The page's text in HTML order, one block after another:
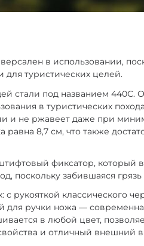
в использовании,
для туристических целей.
стали под названием 440С.
в туристических
и не ржавеет даже при
8,7 см, что также
фиксатор, который
поскольку забившаяся
рукояткой классического
ручки ножа —
в любой цвет,
и отличный внешний